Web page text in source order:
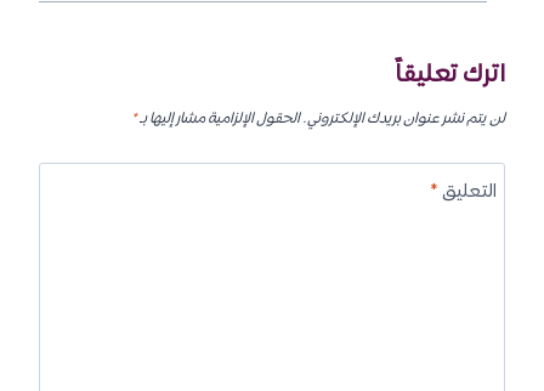
اترك تعليقاً
لن يتم نشر عنوان بريدك الإلكتروني.الحقول الإلزامية مشار إليها بـ*
التعليق*